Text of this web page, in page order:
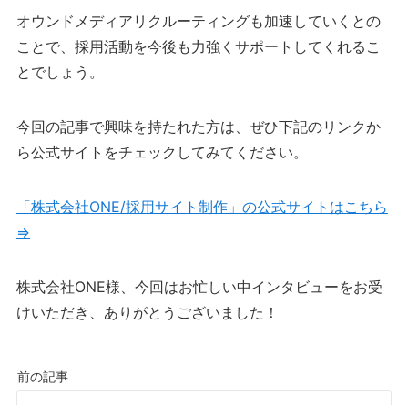
オウンドメディアリクルーティングも加速していくとの
ことで、採用活動を今後も力強くサポートしてくれるこ
とでしょう。
今回の記事で興味を持たれた方は、ぜひ下記のリンクか
ら公式サイトをチェックしてみてください。
「株式会社ONE/採用サイト制作」の公式サイトはこちら
⇒
株式会社ONE様、今回はお忙しい中インタビューをお受
けいただき、ありがとうございました！